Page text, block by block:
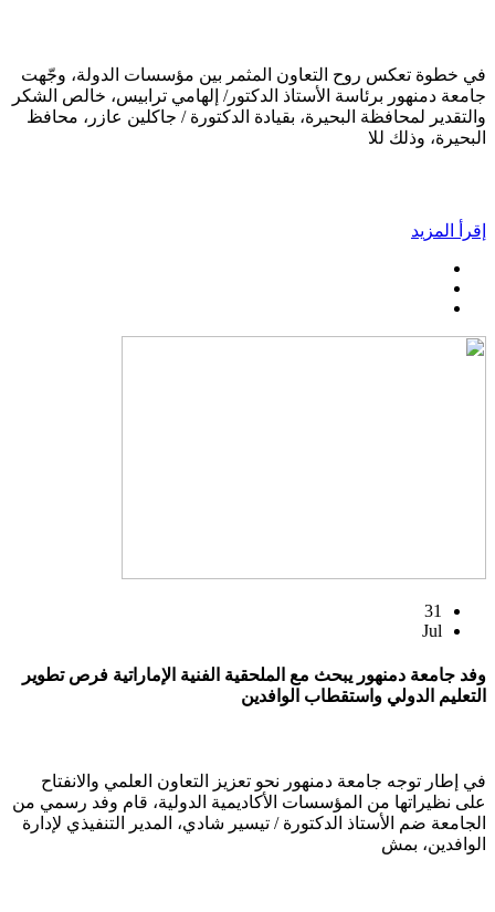
في خطوة تعكس روح التعاون المثمر بين مؤسسات الدولة، وجّهت
جامعة دمنهور برئاسة الأستاذ الدكتور/ إلهامي ترابيس، خالص الشكر
والتقدير لمحافظة البحيرة، بقيادة الدكتورة / جاكلين عازر، محافظ
البحيرة، وذلك للا
إقرأ المزيد
31
Jul
وفد جامعة دمنهور يبحث مع الملحقية الفنية الإماراتية فرص تطوير
التعليم الدولي واستقطاب الوافدين
في إطار توجه جامعة دمنهور نحو تعزيز التعاون العلمي والانفتاح
على نظيراتها من المؤسسات الأكاديمية الدولية، قام وفد رسمي من
الجامعة ضم الأستاذ الدكتورة / تيسير شادي، المدير التنفيذي لإدارة
الوافدين، بمش